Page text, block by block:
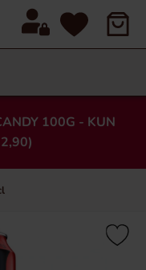
100G - KUN
×